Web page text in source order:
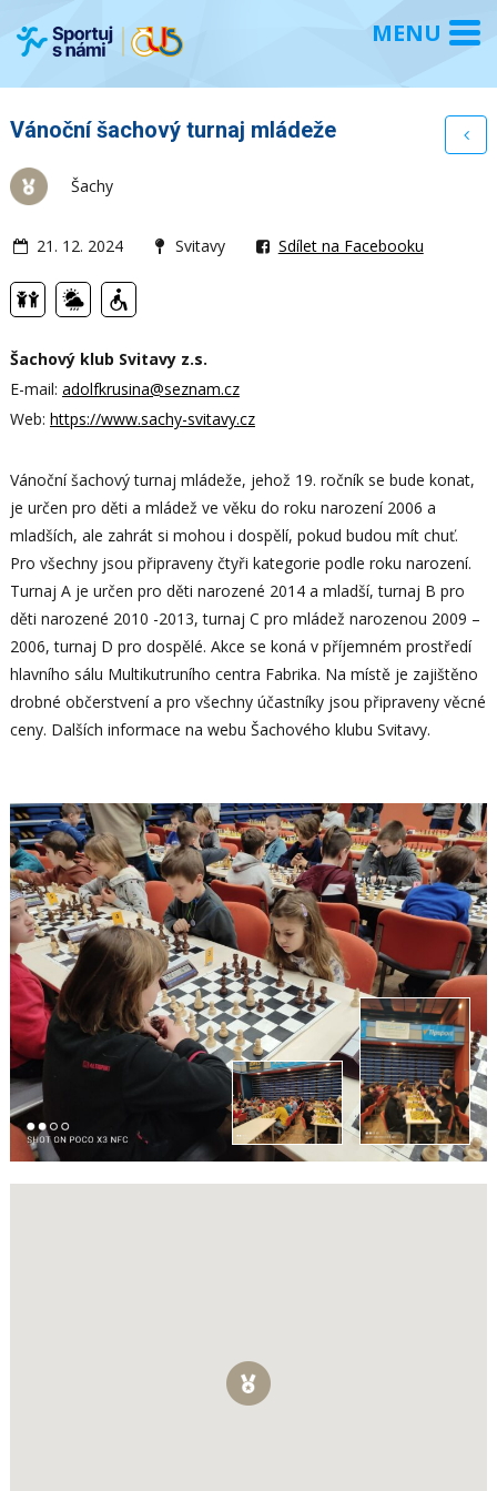
Vánoční šachový turnaj mládeže
Šachy
21. 12. 2024 Svitavy Sdílet na Facebooku
Šachový klub Svitavy z.s.
E-mail: adolfkrusina@seznam.cz
Web: https://www.sachy-svitavy.cz
Vánoční šachový turnaj mládeže, jehož 19. ročník se bude konat,
je určen pro děti a mládež ve věku do roku narození 2006 a
mladších, ale zahrát si mohou i dospělí, pokud budou mít chuť.
Pro všechny jsou připraveny čtyři kategorie podle roku narození.
Turnaj A je určen pro děti narozené 2014 a mladší, turnaj B pro
děti narozené 2010 -2013, turnaj C pro mládež narozenou 2009 –
2006, turnaj D pro dospělé. Akce se koná v příjemném prostředí
hlavního sálu Multikutruního centra Fabrika. Na místě je zajištěno
drobné občerstvení a pro všechny účastníky jsou připraveny věcné
ceny. Dalších informace na webu Šachového klubu Svitavy.